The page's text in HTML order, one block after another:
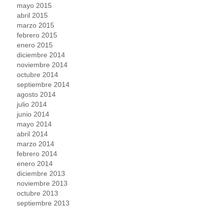
mayo 2015
abril 2015
marzo 2015
febrero 2015
enero 2015
diciembre 2014
noviembre 2014
octubre 2014
septiembre 2014
agosto 2014
julio 2014
junio 2014
mayo 2014
abril 2014
marzo 2014
febrero 2014
enero 2014
diciembre 2013
noviembre 2013
octubre 2013
septiembre 2013